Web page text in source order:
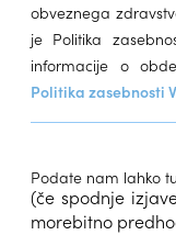
obveznega
je Politika
informacije o
Politika zasebnosti
Podate nam lahko
(če spodnje
morebitno